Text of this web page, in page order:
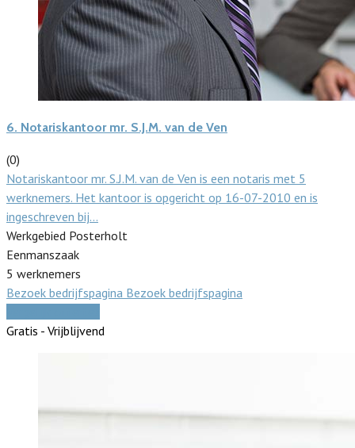
6. Notariskantoor mr. S.J.M. van de Ven
(0)
Notariskantoor mr. S.J.M. van de Ven is een notaris met 5
werknemers. Het kantoor is opgericht op 16-07-2010 en is
ingeschreven bij…
Werkgebied Posterholt
Eenmanszaak
5 werknemers
Bezoek bedrijfspagina Bezoek bedrijfspagina
Gratis - Vrijblijvend